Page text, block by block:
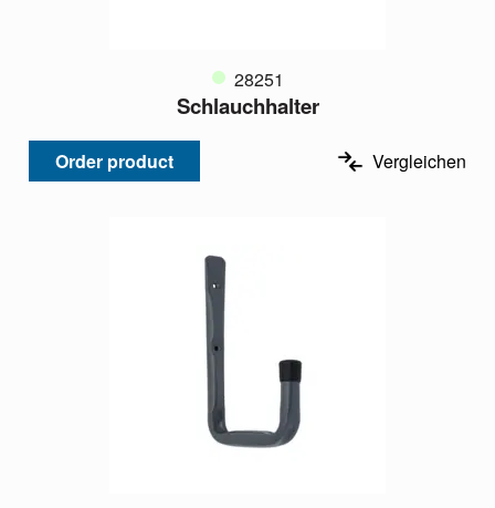
28251
Schlauchhalter
Order product Vergleichen